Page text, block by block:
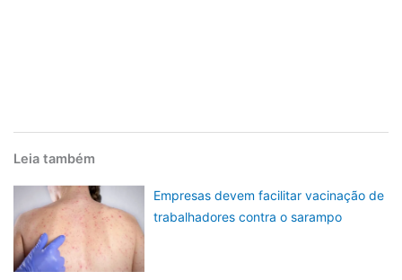
Leia também
Empresas devem facilitar vacinação de
trabalhadores contra o sarampo